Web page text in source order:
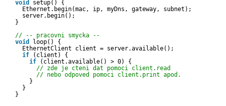
void
setup() {
Ethernet.begin(mac, ip, myDns, gateway, subnet);
server.begin();
}
// -- pracovni smycka --
void
loop() {
EthernetClient client = server.available();
if
(client) {
if
(client.available() > 0) {
// zde je cteni dat pomoci client.read
// nebo odpoved pomoci client.print apod.
}
}
}